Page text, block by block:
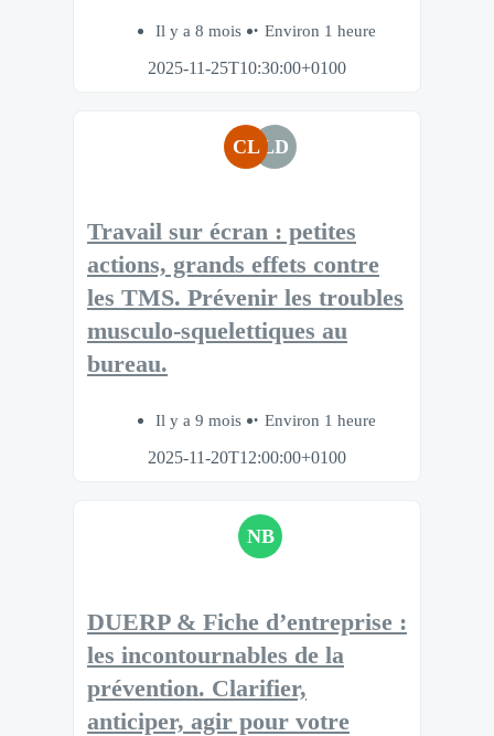
Il y a 8 mois
Environ 1 heure
2025-11-25T10:30:00+0100
CL LD
Travail sur écran : petites
actions, grands effets contre
les TMS​. Prévenir les troubles
musculo-squelettiques au
bureau.​
Il y a 9 mois
Environ 1 heure
2025-11-20T12:00:00+0100
NB
DUERP & Fiche d’entreprise :
les incontournables de la
prévention. Clarifier,
anticiper, agir pour votre